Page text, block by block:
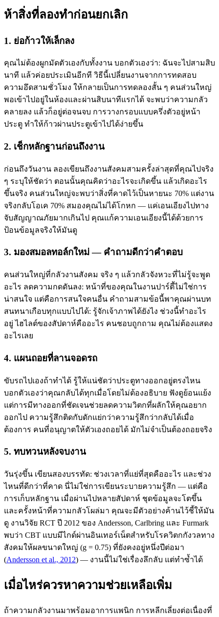
ห้าสิ่งที่ลองทำก่อนยกเลิก
1. ย่อก้าวให้เล็กลง
คุณไม่ต้องผูกมัดตัวเองกับทั้งงาน บอกตัวเองว่า: ฉันจะไปสามสิบ
นาที แล้วค่อยประเมินอีกที วิธีนี้เปลี่ยนงานจากการทดสอบ
ความอึดสามชั่วโมง ให้กลายเป็นการทดลองสั้น ๆ คนส่วนใหญ่
พอเข้าไปอยู่ในห้องและผ่านสิบนาทีแรกได้ จะพบว่าความกลัว
คลายลง แล้วก็อยู่ต่อจนจบ การวางกรอบแบบครึ่งตัวอยู่หน้า
ประตู ทำให้ก้าวผ่านประตูเข้าไปได้ง่ายขึ้น
2. เช็กหลักฐานก่อนถึงงาน
ก่อนถึงวันงาน ลองเขียนถึงงานสังคมสามครั้งล่าสุดที่คุณไปจริง
ๆ ระบุให้ชัดว่า ตอนนั้นคุณคิดว่าอะไรจะเกิดขึ้น แล้วเกิดอะไร
ขึ้นจริง คนส่วนใหญ่จะพบว่าสิ่งที่คาดไว้เป็นหายนะ 70% แต่งาน
จริงกลับโอเค 70% สมองคุณไม่ได้โกหก — แค่เอนเอียงไปทาง
จับสัญญาณภัยมากเกินไป คุณแก้ความเอนเอียงนี้ได้ด้วยการ
ป้อนข้อมูลจริงให้มันดู
3. มองสมอลทอล์กใหม่ — คำถามดีกว่าคำตอบ
คนส่วนใหญ่ที่กลัวงานสังคม จริง ๆ แล้วกลัวจังหวะที่ไม่รู้จะพูด
อะไร ลดความกดดันลง: หน้าที่ของคุณในงานปาร์ตี้ไม่ใช่การ
น่าสนใจ แต่คือการสนใจคนอื่น คำถามสามข้อนี้พาคุณผ่านบท
สนทนาเกือบทุกแบบไปได้: รู้จักเจ้าภาพได้ยังไง ช่วงนี้ทำอะไร
อยู่ ไฮไลต์ของสัปดาห์คืออะไร คนชอบถูกถาม คุณไม่ต้องแสดง
อะไรเลย
4. แผนถอยที่ลานจอดรถ
ขับรถไปเองถ้าทำได้ รู้ให้แน่ชัดว่าประตูทางออกอยู่ตรงไหน
บอกตัวเองว่าคุณกลับได้ทุกเมื่อโดยไม่ต้องอธิบาย ฟังดูย้อนแย้ง
แต่การมีทางออกที่ชัดเจนช่วยลดความวิตกที่ผลักให้คุณอยาก
ออกไป ความรู้สึกติดกับดักแย่กว่าความรู้สึกว่ากลับได้เมื่อ
ต้องการ คนที่อนุญาตให้ตัวเองถอยได้ มักไม่จำเป็นต้องถอยจริง
5. ทบทวนหลังจบงาน
วันรุ่งขึ้น เขียนสองบรรทัด: ช่วงเวลาที่แย่ที่สุดคืออะไร และช่วง
ไหนที่ดีกว่าที่คาด นี่ไม่ใช่การเขียนระบายความรู้สึก — แต่คือ
การเก็บหลักฐาน เมื่อผ่านไปหลายสัปดาห์ ชุดข้อมูลจะโตขึ้น
และครั้งหน้าที่ความกลัวโผล่มา คุณจะมีตัวอย่างค้านไว้ชี้ให้มัน
ดู งานวิจัย RCT ปี 2012 ของ Andersson, Carlbring และ Furmark
พบว่า CBT แบบมีไกด์ผ่านอินเทอร์เน็ตสำหรับโรควิตกกังวลทาง
สังคมให้ผลขนาดใหญ่ (g = 0.75) ที่ยังคงอยู่หนึ่งปีต่อมา
(Andersson et al., 2012) — งานนี้ไม่ใช่เรื่องลึกลับ แต่ทำซ้ำได้
เมื่อไหร่ควรหาความช่วยเหลือเพิ่ม
ถ้าความกลัวงานมาพร้อมอาการแพนิก การหลีกเลี่ยงต่อเนื่องที่